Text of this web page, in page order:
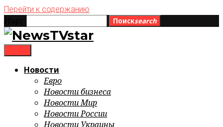
Перейти к содержанию
Поискsearch
Новости
Евро
Новости бизнеса
Новости Мир
Новости России
Новости Украины